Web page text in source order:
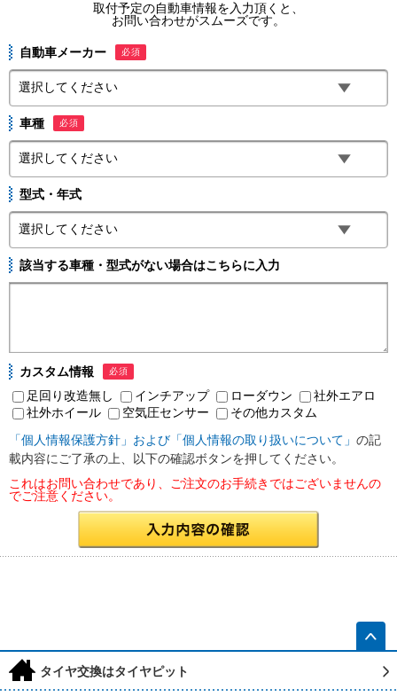
取付予定の自動車情報を入力頂くと、
お問い合わせがスムーズです。
自動車メーカー 必須
車種 必須
型式・年式
該当する車種・型式がない場合はこちらに入力
カスタム情報 必須
足回り改造無し インチアップ ローダウン
社外エアロ
社外ホイール
空気圧センサー
その他カスタム
「個人情報保護方針」および「個人情報の取り扱いについて」 の記
載内容にご了承の上、以下の確認ボタンを押してください。
これはお問い合わせであり、ご注文のお手続きではございませんの
でご注意ください。
h タイヤ交換はタイヤピット